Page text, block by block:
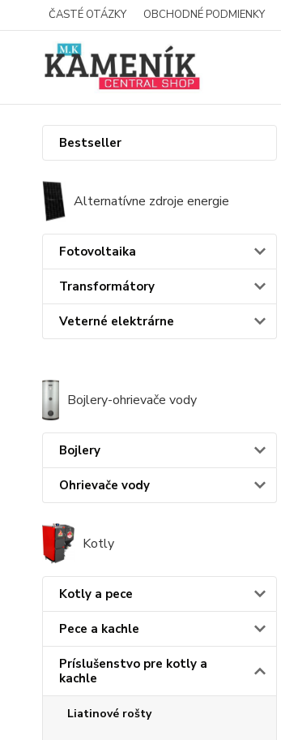
ČASTÉ OTÁZKY OBCHODNÉ PODMIENKY
Bestseller
Alternatívne zdroje energie
Fotovoltaika
Transformátory
Veterné elektrárne
Bojlery-ohrievače vody
Bojlery
Ohrievače vody
Kotly
Kotly a pece
Pece a kachle
Príslušenstvo pre kotly a
kachle
Liatinové rošty